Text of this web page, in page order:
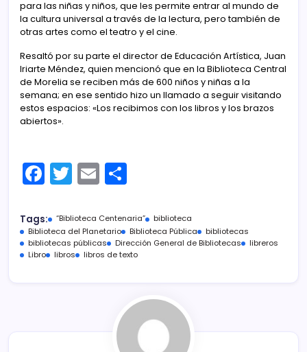
para las niñas y niños, que les permite entrar al mundo de
la cultura universal a través de la lectura, pero también de
otras artes como el teatro y el cine.
Resaltó por su parte el director de Educación Artística, Juan
Iriarte Méndez, quien mencionó que en la Biblioteca Central
de Morelia se reciben más de 600 niños y niñas a la
semana; en ese sentido hizo un llamado a seguir visitando
estos espacios: «Los recibimos con los libros y los brazos
abiertos».
F
c
e
b
T
itt
er
E
ai
l
m
p
ar
Tags: “Biblioteca Centenaria”
biblioteca
Biblioteca del Planetario
Biblioteca Pública
bibliotecas
bibliotecas públicas
Dirección General de Bibliotecas
libreros
Libro
libros libros de texto